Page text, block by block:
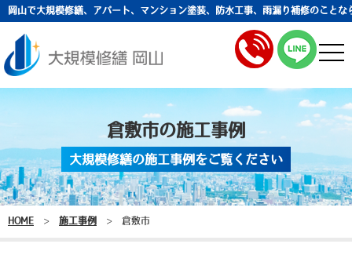
岡山で大規模修繕、アパート、マンション塗装、防水工事、雨漏り補修のことな
倉敷市の施工事例
大規模修繕の施工事例をご覧ください
HOME > 施工事例 > 倉敷市